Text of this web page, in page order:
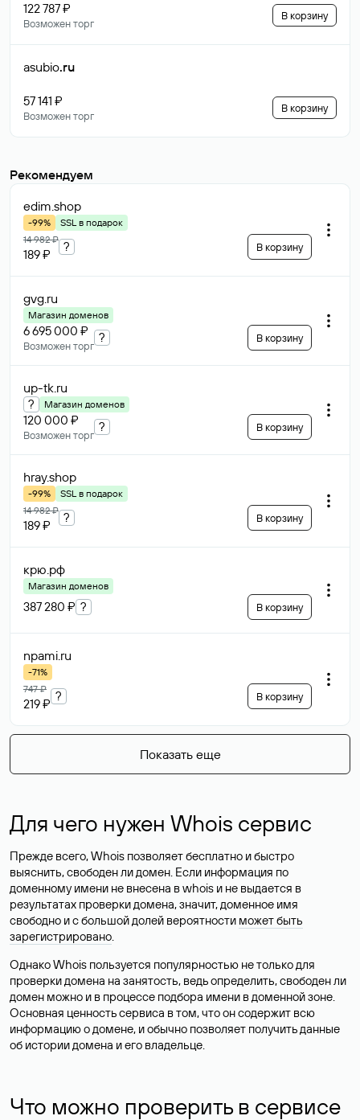
122 787 ₽
Возможен торг
В корзину
asubio.ru
57 141 ₽
Возможен торг
В корзину
Рекомендуем
edim.shop
-99%
SSL в подарок
14 982 ₽
189 ₽
? В корзину
gvg.ru
Магазин доменов
6 695 000 ₽
Возможен торг
? В корзину
up-tk.ru
? Магазин доменов
120 000 ₽
Возможен торг
? В корзину
hray.shop
-99%
SSL в подарок
14 982 ₽
189 ₽
? В корзину
крю.рф
Магазин доменов
387 280 ₽ ? В корзину
npami.ru
-71%
747 ₽
219 ₽
? В корзину
Показать еще
Для чего нужен Whois сервис
Прежде всего, Whois позволяет бесплатно и быстро
выяснить, свободен ли домен. Если информация по
доменному имени не внесена в whois и не выдается в
результатах проверки домена, значит, доменное имя
свободно и с большой долей вероятности может быть
зарегистрировано.
Однако Whois пользуется популярностью не только для
проверки домена на занятость, ведь определить, свободен ли
домен можно и в процессе подбора имени в доменной зоне.
Основная ценность сервиса в том, что он содержит всю
информацию о домене, и обычно позволяет получить данные
об истории домена и его владельце.
Что можно проверить в сервисе